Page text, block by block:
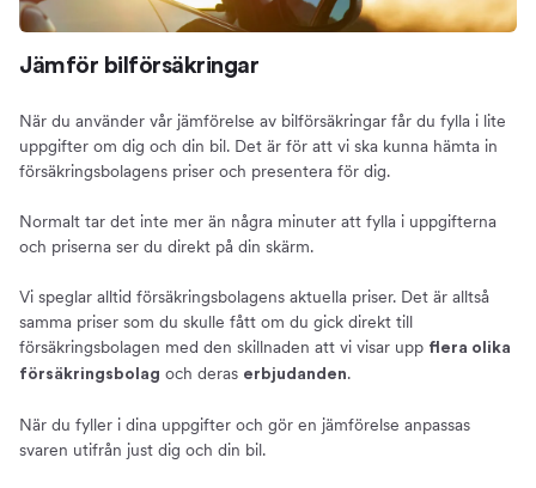
Jämför bilförsäkringar
När du använder vår jämförelse av bilförsäkringar får du fylla i lite
uppgifter om dig och din bil. Det är för att vi ska kunna hämta in
försäkringsbolagens priser och presentera för dig.
Normalt tar det inte mer än några minuter att fylla i uppgifterna
och priserna ser du direkt på din skärm.
Vi speglar alltid försäkringsbolagens aktuella priser. Det är alltså
samma priser som du skulle fått om du gick direkt till
försäkringsbolagen med den skillnaden att vi visar upp flera olika
försäkringsbolag och deras erbjudanden.
När du fyller i dina uppgifter och gör en jämförelse anpassas
svaren utifrån just dig och din bil.